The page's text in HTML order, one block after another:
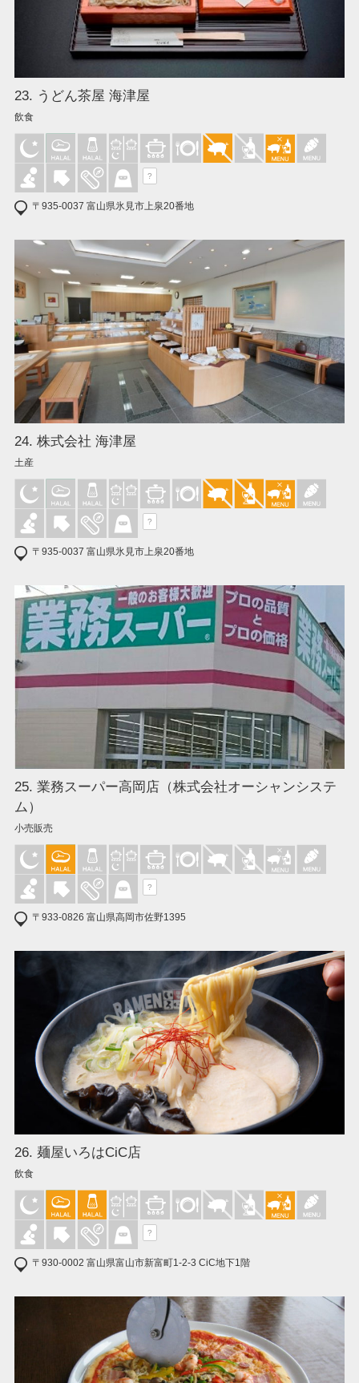
23. うどん茶屋 海津屋
飲食
?
〒935-0037 富山県氷見市上泉20番地
24. 株式会社 海津屋
土産
?
〒935-0037 富山県氷見市上泉20番地
25. 業務スーパー高岡店（株式会社オーシャンシステ
ム）
小売販売
?
〒933-0826 富山県高岡市佐野1395
26. 麺屋いろはCiC店
飲食
?
〒930-0002 富山県富山市新富町1-2-3 CiC地下1階